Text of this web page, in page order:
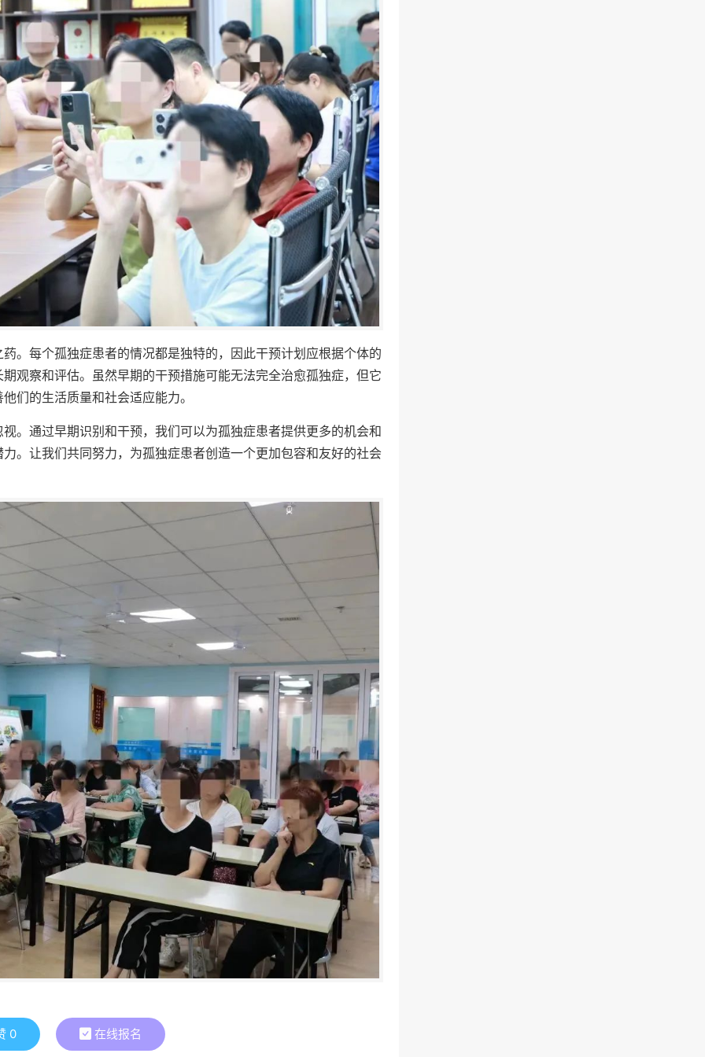
。每个孤独症患者的情况都是独特的，因此干预计划应根据个体的
观察和评估。虽然早期的干预措施可能无法完全治愈孤独症，但它
们的生活质量和社会适应能力。
。通过早期识别和干预，我们可以为孤独症患者提供更多的机会和
。让我们共同努力，为孤独症患者创造一个更加包容和友好的社会
0 在线报名